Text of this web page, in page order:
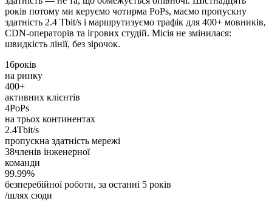
років потому ми керуємо чотирма PoPs, маємо пропускну
здатність 2.4 Tbit/s і маршрутизуємо трафік для 400+ мовників,
CDN-операторів та ігрових студій. Місія не змінилася:
швидкість лінії, без зірочок.
16років
на ринку
400+
активних клієнтів
4PoPs
на трьох континентах
2.4Tbit/s
пропускна здатність мережі
38членів інженерної
команди
99.99%
безперебійної роботи, за останні 5 років
/шлях сюди